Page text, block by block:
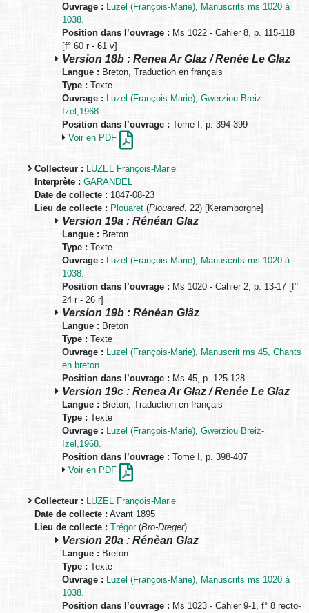
Ouvrage : Luzel (François-Marie), Manuscrits ms 1020 à
1038.
Position dans l’ouvrage : Ms 1022 - Cahier 8, p. 115-118
[f° 60 r - 61 v]
Version 18b : Renea Ar Glaz / Renée Le Glaz
Langue : Breton, Traduction en français
Type : Texte
Ouvrage : Luzel (François-Marie), Gwerziou Breiz-
Izel,1968.
Position dans l’ouvrage : Tome I, p. 394-399
Voir en PDF
Collecteur : LUZEL François-Marie
Interprète : GARANDEL
Date de collecte : 1847-08-23
Lieu de collecte : Plouaret (Plouared, 22) [Keramborgne]
Version 19a : Rénéan Glaz
Langue : Breton
Type : Texte
Ouvrage : Luzel (François-Marie), Manuscrits ms 1020 à
1038.
Position dans l’ouvrage : Ms 1020 - Cahier 2, p. 13-17 [f°
24 r - 26 r]
Version 19b : Rénéan Glâz
Langue : Breton
Type : Texte
Ouvrage : Luzel (François-Marie), Manuscrit ms 45, Chants
en breton.
Position dans l’ouvrage : Ms 45, p. 125-128
Version 19c : Renea Ar Glaz / Renée Le Glaz
Langue : Breton, Traduction en français
Type : Texte
Ouvrage : Luzel (François-Marie), Gwerziou Breiz-
Izel,1968.
Position dans l’ouvrage : Tome I, p. 398-407
Voir en PDF
Collecteur : LUZEL François-Marie
Date de collecte : Avant 1895
Lieu de collecte : Trégor(Bro-Dreger)
Version 20a : Rénèan Glaz
Langue : Breton
Type : Texte
Ouvrage : Luzel (François-Marie), Manuscrits ms 1020 à
1038.
Position dans l’ouvrage : Ms 1023 - Cahier 9-1, f° 8 recto-